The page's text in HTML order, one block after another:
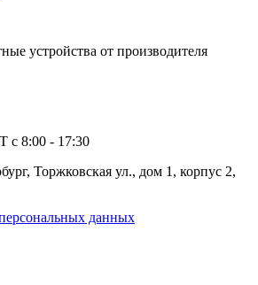
устройства от производителя
8:00 - 17:30
Торжковская ул., дом 1, корпус 2,
данных